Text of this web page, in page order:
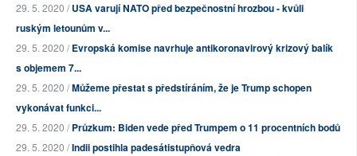
29. 5. 2020 /USA varují NATO před bezpečnostní hrozbou - kvůli
ruským letounům v...
29. 5. 2020 /Evropská komise navrhuje antikoronavirový krizový balík
s objemem 7...
29. 5. 2020 /Můžeme přestat s předstíráním, že je Trump schopen
vykonávat funkci...
29. 5. 2020 /Průzkum: Biden vede před Trumpem o 11 procentních bodů
29. 5. 2020 /Indii postihla padesátistupňová vedra